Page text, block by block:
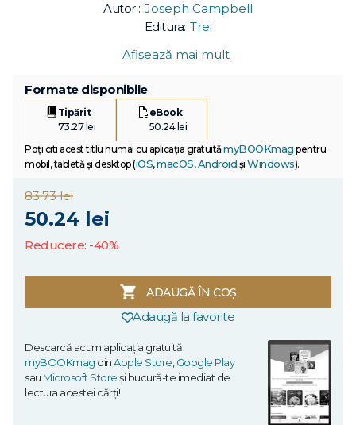
Autor : Joseph Campbell
Editura: Trei
Afișează mai mult
Formate disponibile
Tipărit
73.27 lei
eBook
50.24 lei
Poți citi acest titlu numai cu aplicația gratuitămyBOOKmag pentru
mobil, tabletă și desktop (iOS,macOS,Android și Windows).
83.73 lei
50.24 lei
Reducere: -40%
ADAUGĂ ÎN COȘ
Adaugă la favorite
Descarcă acum aplicația gratuită
myBOOKmag dinApple Store,Google Play
sau Microsoft Storeși bucură-te imediat de
lectura acestei cărți!